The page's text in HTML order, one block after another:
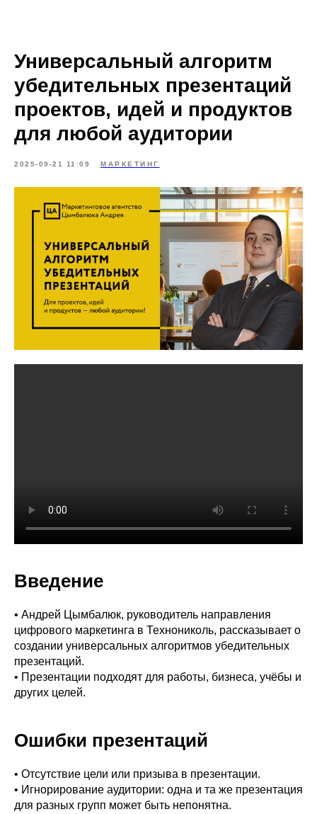
Универсальный алгоритм
убедительных презентаций
проектов, идей и продуктов
для любой аудитории
2025-09-21 11:09 МАРКЕТИНГ
Введение
• Андрей Цымбалюк, руководитель направления
цифрового маркетинга в Технониколь, рассказывает о
создании универсальных алгоритмов убедительных
презентаций.
• Презентации подходят для работы, бизнеса, учёбы и
других целей.
Ошибки презентаций
• Отсутствие цели или призыва в презентации.
• Игнорирование аудитории: одна и та же презентация
для разных групп может быть непонятна.